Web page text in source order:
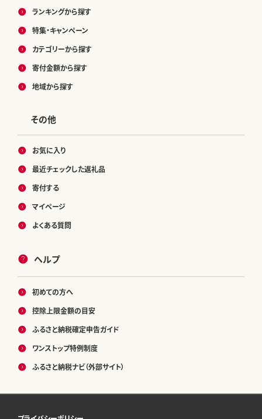
ランキングから探す
特集・キャンペーン
カテゴリーから探す
寄付金額から探す
地域から探す
その他
お気に入り
最近チェックした返礼品
寄付する
マイページ
よくある質問
ヘルプ
初めての方へ
控除上限金額の目安
ふるさと納税確定申告ガイド
ワンストップ特例制度
ふるさと納税ナビ（外部サイト）